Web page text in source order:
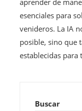
esenciales para
venideros. La IA
posible, sino que
establecidas para
Buscar